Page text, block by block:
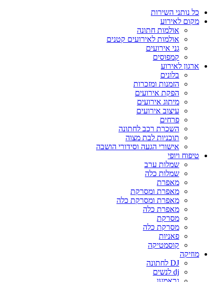
כל נותני השירות
מקום לאירוע
אולמות חתונה
אולמות לאירועים קטנים
גני אירועים
קמפוסים
ארגון לאירוע
בלונים
הזמנות ומזכרות
הפקת אירועים
מיתוג אירועים
עיצוב אירועים
פרחים
השכרת רכב לחתונה
תוכניות לבת מצוה
אישורי הגעה וסידורי הושבה
טיפוח ויופי
שמלות ערב
שמלות כלה
מאפרת
מאפרת ומסרקת
מאפרת ומסרקת כלה
מאפרת כלה
מסרקת
מסרקת כלה
פאניות
קוסמטיקה
מוזיקה
DJ לחתונה
dj לנשים